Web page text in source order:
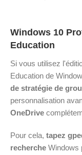
Windows 10
Education
Si vous utilisez
Education de
de stratégie de
personnalisation
OneDrive
Pour cela, tapez
recherche Windows